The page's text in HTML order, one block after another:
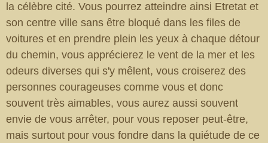
la célèbre cité. Vous pourrez atteindre ainsi Etretat et
son centre ville sans être bloqué dans les files de
voitures et en prendre plein les yeux à chaque détour
du chemin, vous apprécierez le vent de la mer et les
odeurs diverses qui s'y mêlent, vous croiserez des
personnes courageuses comme vous et donc
souvent très aimables, vous aurez aussi souvent
envie de vous arrêter, pour vous reposer peut-être,
mais surtout pour vous fondre dans la quiétude de ce